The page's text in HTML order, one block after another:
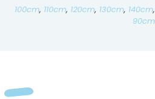
100cm, 110cm, 120cm, 130cm, 140cm,
90cm